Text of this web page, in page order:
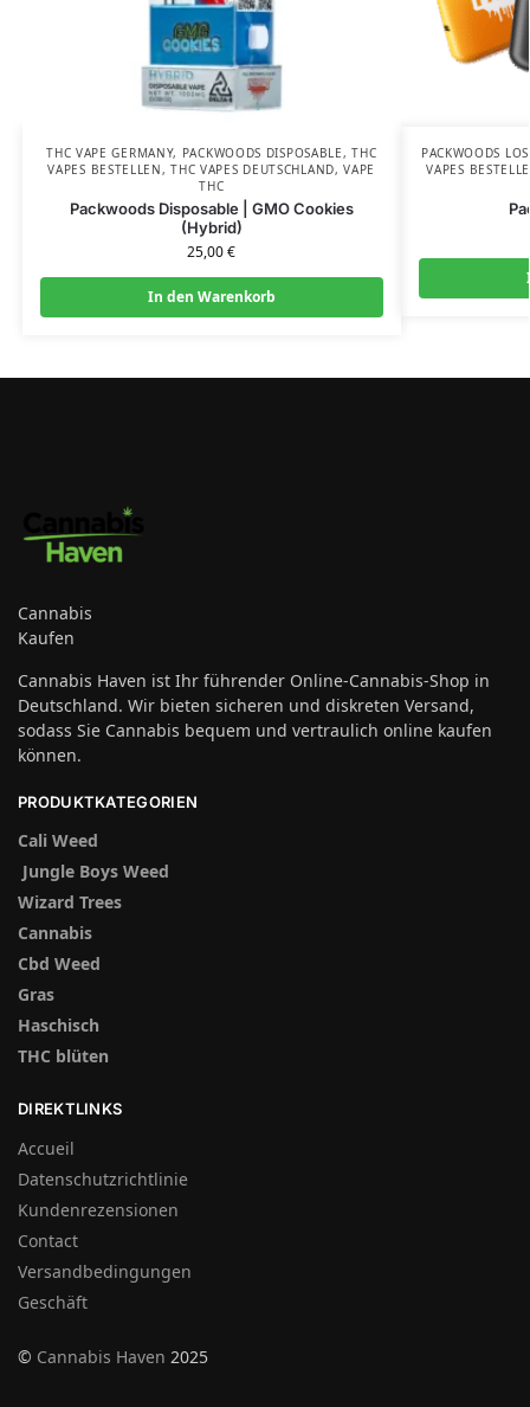
THC VAPE GERMANY, PACKWOODS DISPOSABLE,THC
VAPES BESTELLEN,THC VAPES DEUTSCHLAND,VAPE
THC
Packwoods Disposable | GMO Cookies
(Hybrid)
25,00€
In den Warenkorb
PACKWOODS
VAPES
Cannabis
Kaufen
Cannabis Haven ist Ihr führender Online-Cannabis-Shop in
Deutschland. Wir bieten sicheren und diskreten Versand,
sodass Sie Cannabis bequem und vertraulich online kaufen
können.
PRODUKTKATEGORIEN
Cali Weed
Jungle Boys Weed
Wizard Trees
Cannabis
Cbd Weed
Gras
Haschisch
THC blüten
DIREKTLINKS
Accueil
Datenschutzrichtlinie
Kundenrezensionen
Contact
Versandbedingungen
Geschäft
© Cannabis Haven 2025